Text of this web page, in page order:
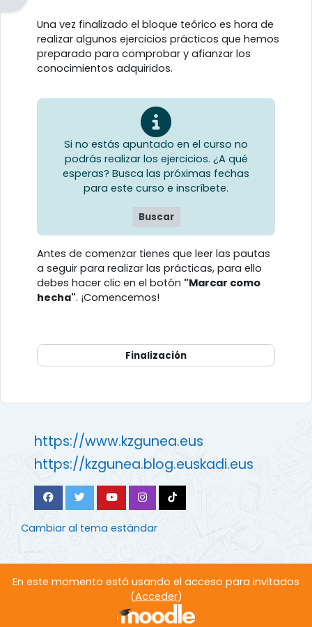
Una vez finalizado el bloque teórico es hora de
realizar algunos ejercicios prácticos que hemos
preparado para comprobar y afianzar los
conocimientos adquiridos.
Finalización
Si no estás apuntado en el curso no
podrás realizar los ejercicios. ¿A qué
esperas? Busca las próximas fechas
para este curso e inscríbete.
Buscar
Antes de comenzar tienes que leer las pautas
a seguir para realizar las prácticas, para ello
debes hacer clic en el botón "Marcar como
hecha". ¡Comencemos!
https://www.kzgunea.eus
https://kzgunea.blog.euskadi.eus
Cambiar al tema estándar
En este momento está usando el acceso para invitados
(Acceder)